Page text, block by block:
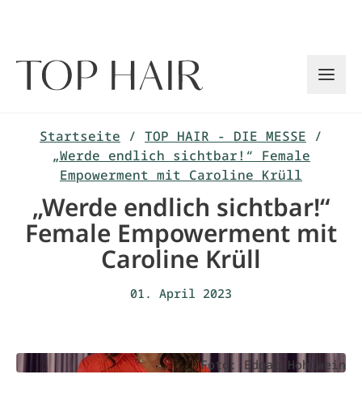
Startseite / TOP HAIR - DIE MESSE /
„Werde endlich sichtbar!“ Female
Empowerment mit Caroline Krüll
„Werde endlich sichtbar!“
Female Empowerment mit
Caroline Krüll
01. April 2023
Foto: Edgar Hohlwein